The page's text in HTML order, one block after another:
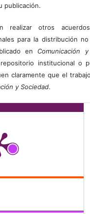
publicación.
realizar otros
para la distribución
en Comunicación
institucional o
claramente que el
y Sociedad.